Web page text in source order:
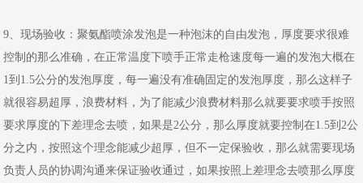
9、现场验收：聚氨酯喷涂发泡是一种泡沫的自由发泡，厚度要求很难
控制的那么准确，在正常温度下喷手正常走枪速度每一遍的发泡大概在
1到1.5公分的发泡厚度，每一遍没有准确固定的发泡厚度，那么这样子
就很容易超厚，浪费材料，为了能减少浪费材料那么就要要求喷手按照
要求厚度的下差理念去喷，如果是2公分，那么厚度就要控制在1.5到2公
分之内，按照这个理念能减少超厚，但不一定保验收，那么就需要现场
负责人员的协调沟通来保证验收通过，如果按照上差理念去喷那么厚度